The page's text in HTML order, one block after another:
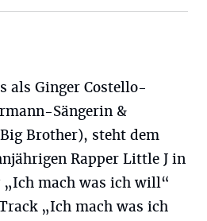
als Ginger Costello-
Sängerin &
Brother), steht dem
Rapper Little J in
„Ich mach was ich will“
„Ich mach was ich